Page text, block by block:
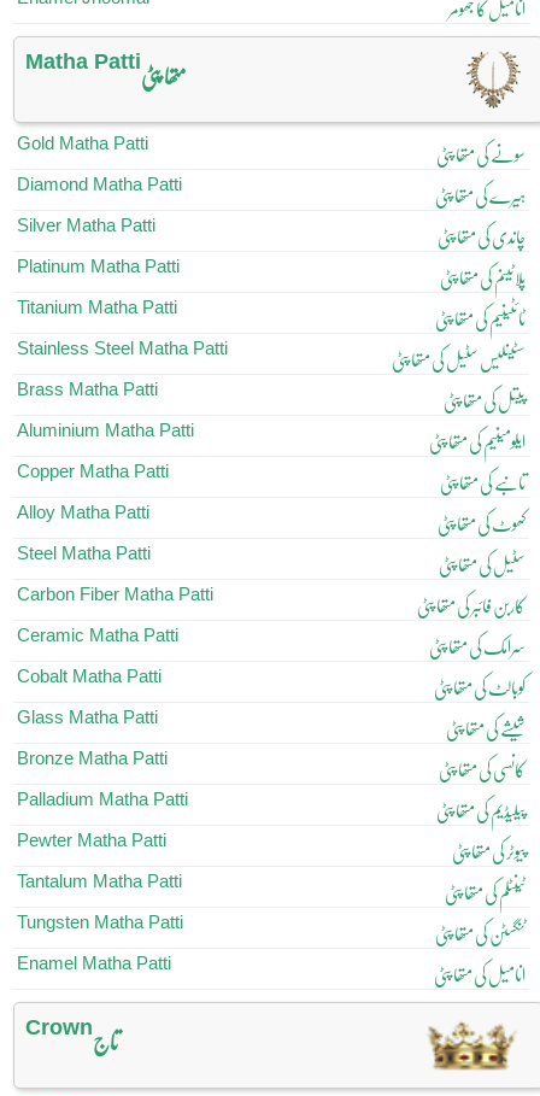
Matha Pattiمتھا پٹی
Gold Matha Patti سونے کی متھا پٹی
Diamond Matha Patti ہیرے کی متھا پٹی
Silver Matha Patti چاندی کی متھا پٹی
Platinum Matha Patti پلاٹینم کی متھا پٹی
Titanium Matha Patti ٹائٹینیم کی متھا پٹی
Stainless Steel Matha Patti سٹینلیس سٹیل کی متھا پٹی
Brass Matha Patti پیتل کی متھا پٹی
Aluminium Matha Patti ایلومینیم کی متھا پٹی
Copper Matha Patti تانبے کی متھا پٹی
Alloy Matha Patti کھوٹ کی متھا پٹی
Steel Matha Patti سٹیل کی متھا پٹی
Carbon Fiber Matha Patti کاربن فائبر کی متھا پٹی
Ceramic Matha Patti سرامک کی متھا پٹی
Cobalt Matha Patti کوبالٹ کی متھا پٹی
Glass Matha Patti شیشے کی متھا پٹی
Bronze Matha Patti کانسی کی متھا پٹی
Palladium Matha Patti پیلیڈیم کی متھا پٹی
Pewter Matha Patti پیوٹر کی متھا پٹی
Tantalum Matha Patti ٹینٹلم کی متھا پٹی
Tungsten Matha Patti ٹنگسٹن کی متھا پٹی
Enamel Matha Patti انامیل کی متھا پٹی
Crownتاج